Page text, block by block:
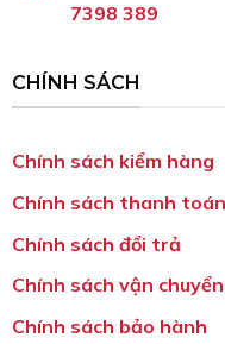
7398 389
CHÍNH SÁCH
Chính sách kiểm hàng
Chính sách thanh toán
Chính sách đổi trả
Chính sách vận chuyển
Chính sách bảo hành